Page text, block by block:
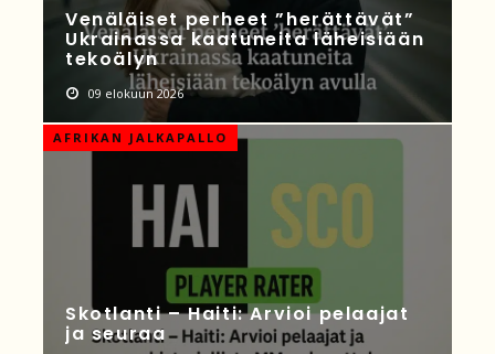
Venäläiset perheet ”herättävät”
Ukrainassa kaatuneita läheisiään
tekoälyn
09 elokuun 2026
AFRIKAN JALKAPALLO
Skotlanti – Haiti: Arvioi pelaajat
ja seuraa